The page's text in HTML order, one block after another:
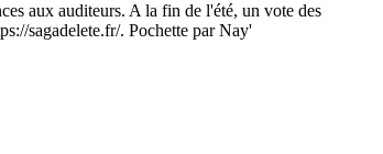
aux auditeurs. A la fin de l'été, un vote des
sagadelete.fr/. Pochette par Nay'